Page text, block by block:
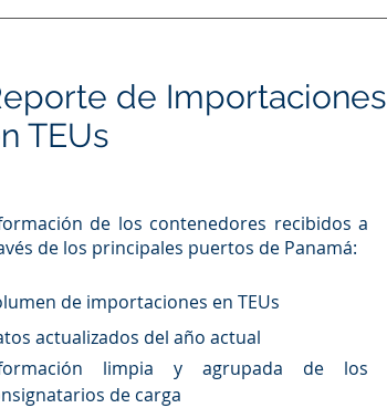
de Importaciones
TEUs
de los contenedores recibidos a
de los principales puertos de Panamá:
de importaciones en TEUs
actualizados del año actual
limpia y agrupada de los
de carga